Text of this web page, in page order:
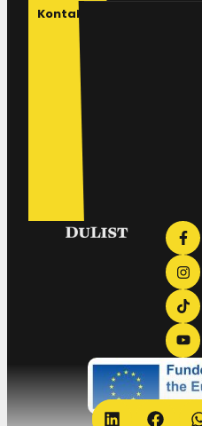
Kontakt